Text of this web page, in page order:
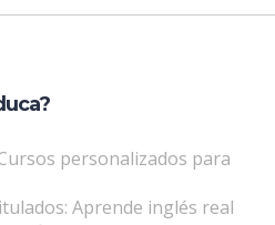
personalizados para
Aprende inglés real